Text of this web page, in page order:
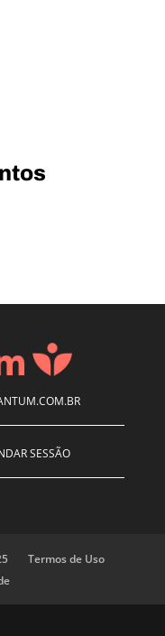
SESSÃO
Termos de Uso